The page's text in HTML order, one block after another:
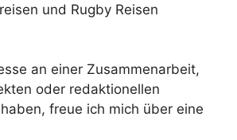
und Rugby Reisen
an einer Zusammenarbeit,
oder redaktionellen
freue ich mich über eine